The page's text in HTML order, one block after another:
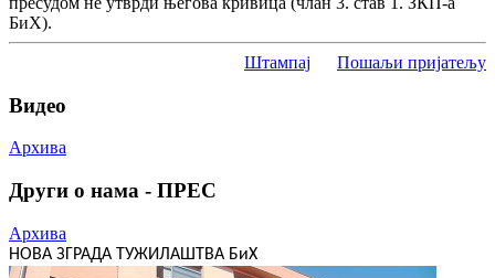
БиХ).
Штампај Пошаљи пријатељу
Видео
Архива
Други о нама - ПРЕС
Архива
НОВА ЗГРАДА ТУЖИЛАШТВА БиХ